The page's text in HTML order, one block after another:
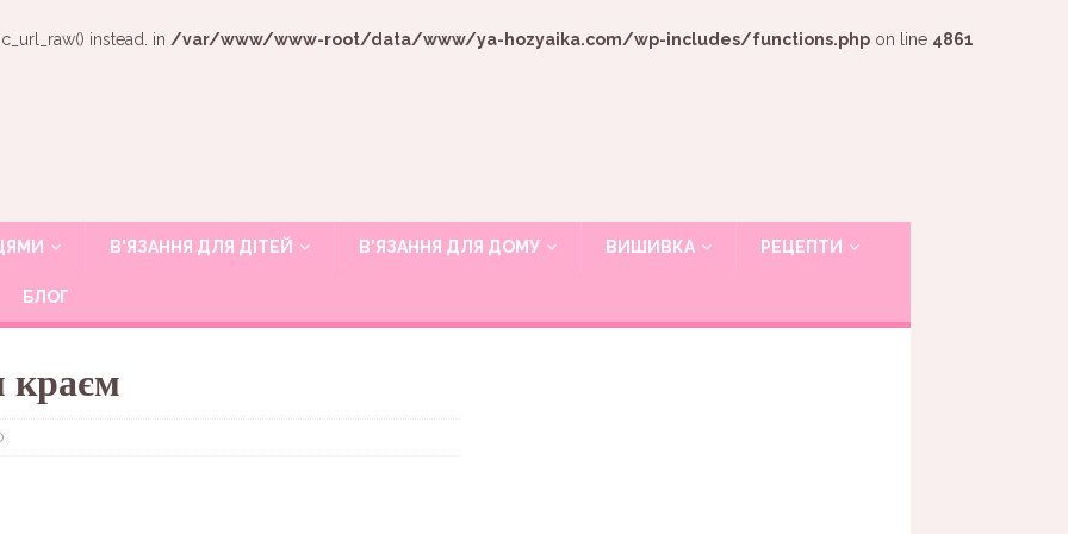
instead. in /var/www/www-root/data/www/ya-hozyaika.com/wp-includes/functions.php on line 4861
В’ЯЗАННЯ ДЛЯ ДІТЕЙ В’ЯЗАННЯ ДЛЯ ДОМУ ВИШИВКА РЕЦЕПТИ
БЛОГ
краєм